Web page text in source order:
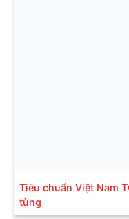
Tiêu chuẩn Việt Nam
tùng